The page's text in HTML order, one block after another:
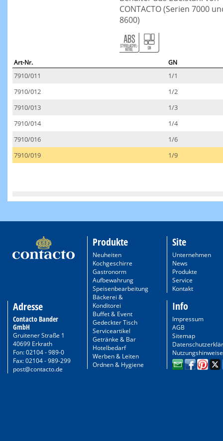
CONTACTO (Serien 7000
8600)
Art-Nr. GN
7910/011
1/1
7910/012
1/2
7910/013
1/3
7910/014
1/4
7910/016
1/6
7910/019
1/9
Adresse
Contacto Bander
GmbH
Gruitener Straße 1
40699 Erkrath
Fon: 02104 - 989-0
Fax: 02104 - 989-299
post@contacto.de
Produkte
Neuheiten
Kochgeschirre
Gastronorm
Aufbewahrung
Speisenbearbeitung
Bäckerei &
Konditorei
Buffet & Event
Gedeckter Tisch
Serviceartikel
Getränke & Bar
Hotelbedarf
Werben & Leiten
Ordnen & Hygiene
Site
Unternehmen
News
Produkte
Service
Kontakt
Info
Impressum
AGB
Sitemap
Nutzungshinweise